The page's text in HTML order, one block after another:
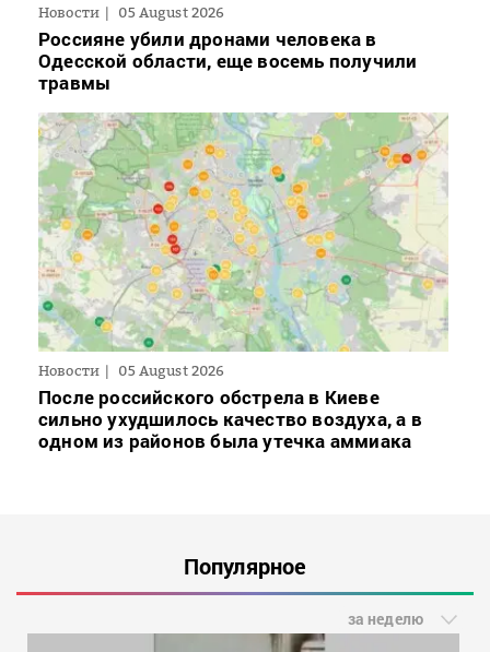
Новости 05 August 2026
Россияне убили дронами человека в
Одесской области, еще восемь получили
травмы
Новости 05 August 2026
После российского обстрела в Киеве
сильно ухудшилось качество воздуха, а в
одном из районов была утечка аммиака
Популярное
за неделю